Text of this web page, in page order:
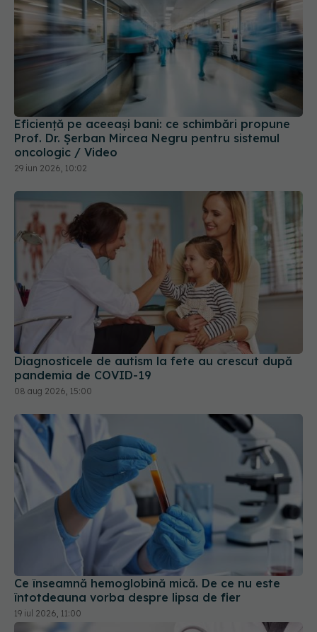
Eficiență pe aceeași bani: ce schimbări propune
Prof. Dr. Șerban Mircea Negru pentru sistemul
oncologic / Video
29 iun 2026, 10:02
Diagnosticele de autism la fete au crescut după
pandemia de COVID-19
08 aug 2026, 15:00
Ce înseamnă hemoglobină mică. De ce nu este
întotdeauna vorba despre lipsa de fier